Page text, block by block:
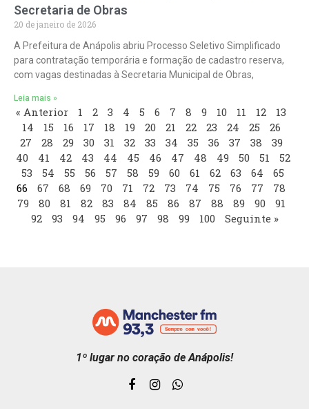
Secretaria de Obras
20 de janeiro de 2026
A Prefeitura de Anápolis abriu Processo Seletivo Simplificado
para contratação temporária e formação de cadastro reserva,
com vagas destinadas à Secretaria Municipal de Obras,
Leia mais »
« Anterior 1 2 3 4 5 6 7 8 9 10 11 12
13
14
15 16 17 18 19 20 21 22 23 24 25
26
27
28 29 30 31 32 33 34 35 36 37 38
39
40
41 42 43 44 45 46 47 48 49 50 51
52
53
54 55 56 57 58 59 60 61 62 63 64
65
66
67 68 69 70 71 72 73 74 75 76 77
78
79
80 81 82 83 84 85 86 87 88 89 90
91
92
93 94 95 96 97 98 99 100 Seguinte »
1º lugar no coração de Anápolis!